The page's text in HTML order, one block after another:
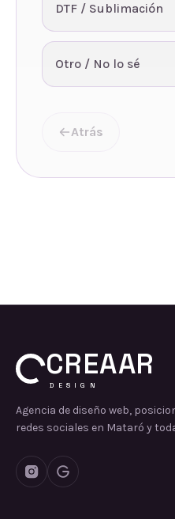
DTF / Sublimación
Otro / No lo sé
Atrás
CREAAR
DESIGN
Agencia de diseño web,
redes sociales en Mataró y